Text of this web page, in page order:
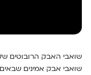
שואבי האבק הרובוטים
שואבי אבק אמינים